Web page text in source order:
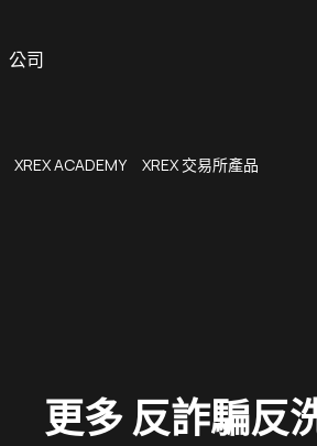
公司
XREX ACADEMY XREX 交易所產品
更多 反詐騙反